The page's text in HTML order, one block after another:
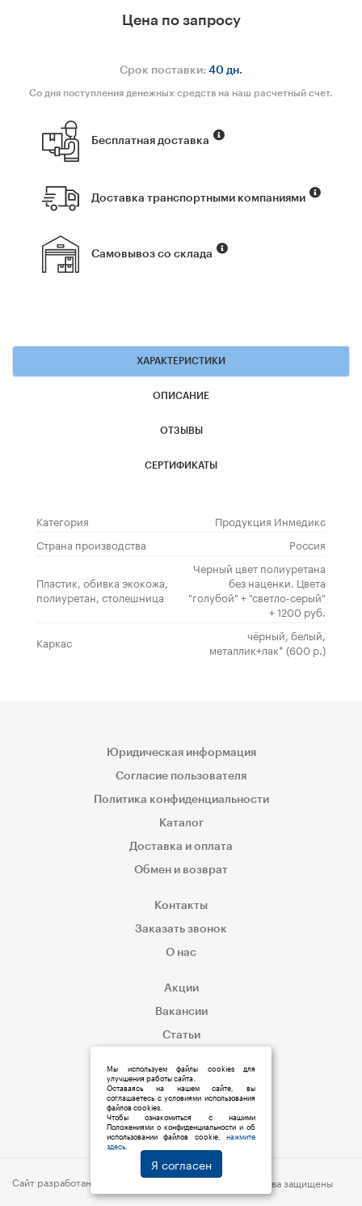
Цена по запросу
Срок поставки: 40 дн.
Со дня поступления денежных средств на наш расчетный счет.
Бесплатная доставка
Доставка транспортными компаниями
Самовывоз со склада
ХАРАКТЕРИСТИКИ
ОПИСАНИЕ
ОТЗЫВЫ
СЕРТИФИКАТЫ
Категория
Продукция Инмедикс
Страна производства
Россия
Пластик, обивка экокожа,
полиуретан, столешница
Черный цвет полиуретана
без наценки. Цвета
"голубой" + "светло-серый"
+ 1200 руб.
Каркас
чёрный, белый,
металлик+лак* (600 р.)
Юридическая информация
Согласие пользователя
Политика конфиденциальности
Каталог
Доставка и оплата
Обмен и возврат
Контакты
Заказать звонок
О нас
Акции
Вакансии
Статьи
Сайт разработан: © 2019 Мед:Store | Все права защищены
Мы используем файлы cookies для
улучшения работы сайта.
Оставаясь на нашем сайте, вы
соглашаетесь с условиями использования
файлов cookies.
Чтобы ознакомиться с нашими
Положениями о конфиденциальности и об
использовании файлов cookie, нажмите
здесь
Я согласен